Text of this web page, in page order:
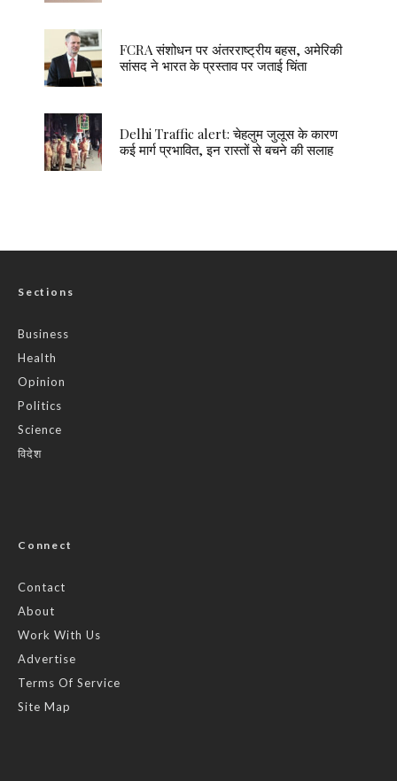
FCRA संशोधन पर अंतरराष्ट्रीय बहस, अमेरिकी
सांसद ने भारत के प्रस्ताव पर जताई चिंता
Delhi Traffic alert: चेहलुम जुलूस के कारण
कई मार्ग प्रभावित, इन रास्तों से बचने की सलाह
Sections
Business
Health
Opinion
Politics
Science
विदेश
Connect
Contact
About
Work With Us
Advertise
Terms Of Service
Site Map